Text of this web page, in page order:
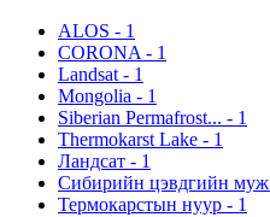
ALOS - 1
CORONA - 1
Landsat - 1
Mongolia - 1
Siberian Permafrost... - 1
Thermokarst Lake - 1
Ландсат - 1
Сибирийн цэвдгийн муж
Термокарстын нуур - 1